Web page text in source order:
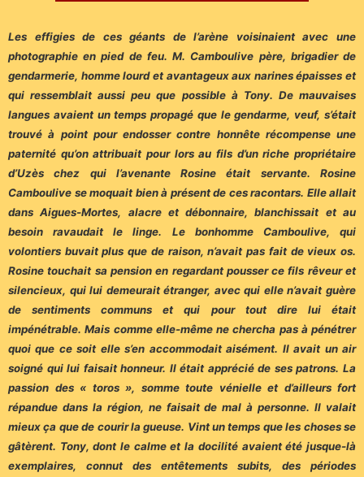
Les effigies de ces géants de l’arène voisinaient avec une
photographie en pied de feu. M. Camboulive père, brigadier de
gendarmerie, homme lourd et avantageux aux narines épaisses et
qui ressemblait aussi peu que possible à Tony. De mauvaises
langues avaient un temps propagé que le gendarme, veuf, s’était
trouvé à point pour endosser contre honnête récompense une
paternité qu’on attribuait pour lors au fils d’un riche propriétaire
d’Uzès chez qui l’avenante Rosine était servante. Rosine
Camboulive se moquait bien à présent de ces racontars. Elle allait
dans Aigues-Mortes, alacre et débonnaire, blanchissait et au
besoin ravaudait le linge. Le bonhomme Camboulive, qui
volontiers buvait plus que de raison, n’avait pas fait de vieux os.
Rosine touchait sa pension en regardant pousser ce fils rêveur et
silencieux, qui lui demeurait étranger, avec qui elle n’avait guère
de sentiments communs et qui pour tout dire lui était
impénétrable. Mais comme elle-même ne chercha pas à pénétrer
quoi que ce soit elle s’en accommodait aisément. Il avait un air
soigné qui lui faisait honneur. Il était apprécié de ses patrons. La
passion des « toros », somme toute vénielle et d’ailleurs fort
répandue dans la région, ne faisait de mal à personne. Il valait
mieux ça que de courir la gueuse. Vint un temps que les choses se
gâtèrent. Tony, dont le calme et la docilité avaient été jusque-là
exemplaires, connut des entêtements subits, des périodes